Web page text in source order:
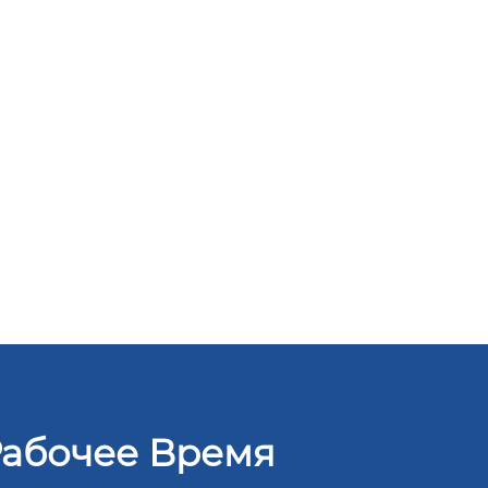
Время